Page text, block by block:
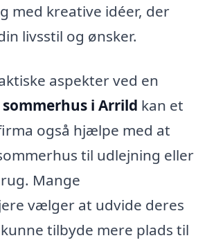
med kreative idéer, der
livsstil og ønsker.
aspekter ved en
i Arrild kan et
også hjælpe med at
til udlejning eller
Mange
vælger at udvide deres
tilbyde mere plads til